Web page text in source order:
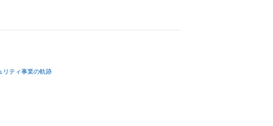
リティ事業の軌跡